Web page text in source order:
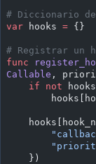
# Diccionario
var hooks = {}
# Registrar un
func
Callable ,
    if
not
    })